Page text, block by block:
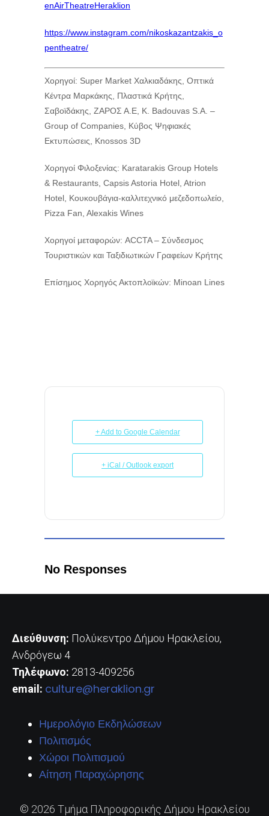
enAirTheatreHeraklion
https://www.instagram.com/nikoskazantzakis_o
pentheatre/
Χορηγοί: Super Market Χαλκιαδάκης, Οπτικά
Κέντρα Μαρκάκης, Πλαστικά Κρήτης,
Σαβοϊδάκης, ΖΑΡΟΣ Α.Ε, K. Badouvas S.A. –
Group of Companies, Κύβος Ψηφιακές
Εκτυπώσεις, Knossos 3D
Χορηγοί Φιλοξενίας: Karatarakis Group Hotels
& Restaurants, Capsis Astoria Hotel, Atrion
Hotel, Κουκουβάγια-καλλιτεχνικό μεζεδοπωλείο,
Pizza Fan, Alexakis Wines
Χορηγοί μεταφορών: ACCTA – Σύνδεσμος
Τουριστικών και Ταξιδιωτικών Γραφείων Κρήτης
Επίσημος Χορηγός Ακτοπλοϊκών: Minoan Lines
+ Add to Google Calendar
+ iCal / Outlook export
No Responses
Διεύθυνση: Πολύκεντρο Δήμου Ηρακλείου,
Ανδρόγεω 4
Τηλέφωνο: 2813-409256
email: culture@heraklion.gr
Ημερολόγιο Εκδηλώσεων
Πολιτισμός
Χώροι Πολιτισμού
Αίτηση Παραχώρησης
© 2026 Τμήμα Πληροφορικής Δήμου Ηρακλείου